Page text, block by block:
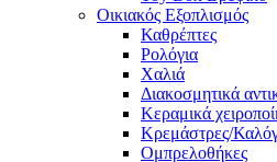
Οικιακός Εξοπλισμός
Καθρέπτες
Ρολόγια
Χαλιά
Διακοσμητικά
Κεραμικά
Κρεμάστρες/
Ομπρελοθήκες